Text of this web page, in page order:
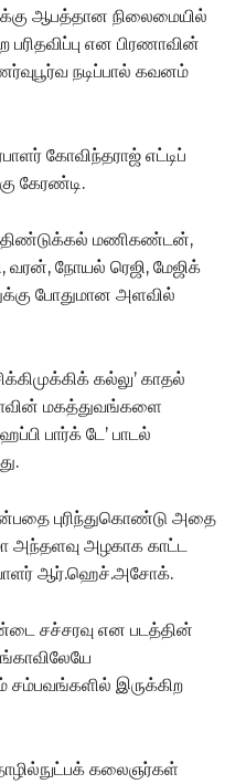
ஆபத்தான நிலைமையில்
பரிதவிப்பு என பிரணாவின்
நடிப்பால் கவனம்
கோவிந்தராஜ் எட்டிப்
கேரண்டி.
திண்டுக்கல் மணிகண்டன்,
வரன், நோயல் ரெஜி, மேஜிக்
போதுமான அளவில்
கல்லு’ காதல்
மகத்துவங்களை
பார்க் டே’ பாடல்
புரிந்துகொண்டு அதை
அந்தளவு அழகாக காட்ட
ஆர்.ஹெச்.அசோக்.
சச்சரவு என படத்தின்
சம்பவங்களில் இருக்கிற
கலைஞர்கள்